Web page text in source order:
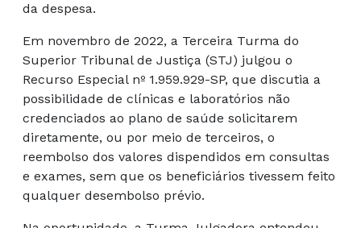
da despesa.
Em novembro de 2022, a Terceira Turma do
Superior Tribunal de Justiça (STJ) julgou o
Recurso Especial nº 1.959.929-SP, que discutia a
possibilidade de clínicas e laboratórios não
credenciados ao plano de saúde solicitarem
diretamente, ou por meio de terceiros, o
reembolso dos valores dispendidos em consultas
e exames, sem que os beneficiários tivessem feito
qualquer desembolso prévio.